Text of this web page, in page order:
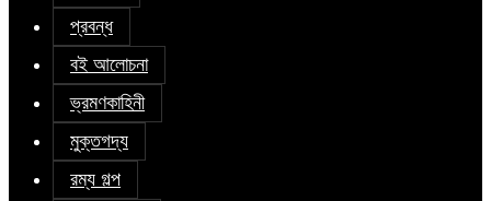
প্রবন্ধ
বই আলোচনা
ভ্রমণকাহিনী
মুক্তগদ্য
রম্য গল্প